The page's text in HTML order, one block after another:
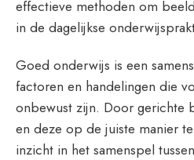
effectieve methoden om
in de dagelijkse
Goed onderwijs is een
factoren en handelingen die
onbewust zijn. Door gerichte
en deze op de juiste manier
inzicht in het samenspel